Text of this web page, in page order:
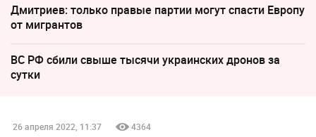
Дмитриев: только правые партии могут спасти Европу
от мигрантов
ВС РФ сбили свыше тысячи украинских дронов за
сутки
26 апреля 2022, 11:37 4364